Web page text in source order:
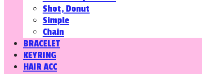
Shot, Donut
Simple
Chain
BRACELET
KEYRING
HAIR ACC